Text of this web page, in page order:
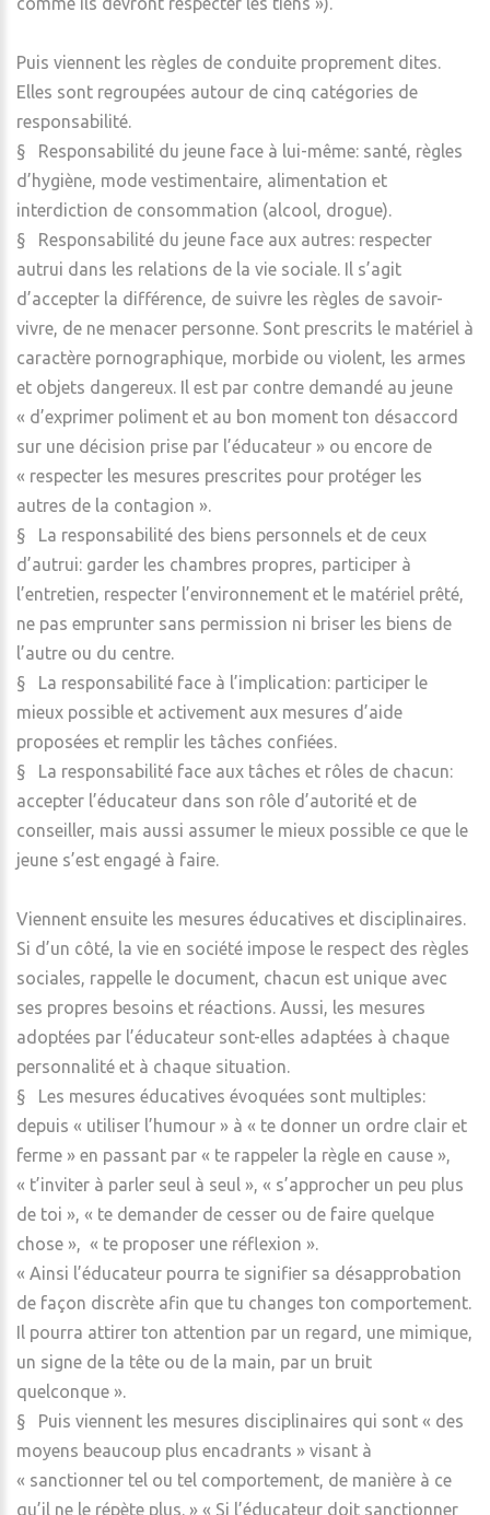
Puis viennent les règles de conduite proprement dites.
Elles sont regroupées autour de cinq catégories de
responsabilité.
§ Responsabilité du jeune face à lui-même: santé, règles
d’hygiène, mode vestimentaire, alimentation et
interdiction de consommation (alcool, drogue).
§ Responsabilité du jeune face aux autres: respecter
autrui dans les relations de la vie sociale. Il s’agit
d’accepter la différence, de suivre les règles de savoir-
vivre, de ne menacer personne. Sont prescrits le matériel à
caractère pornographique, morbide ou violent, les armes
et objets dangereux. Il est par contre demandé au jeune
« d’exprimer poliment et au bon moment ton désaccord
sur une décision prise par l’éducateur » ou encore de
« respecter les mesures prescrites pour protéger les
autres de la contagion ».
§ La responsabilité des biens personnels et de ceux
d’autrui: garder les chambres propres, participer à
l’entretien, respecter l’environnement et le matériel prêté,
ne pas emprunter sans permission ni briser les biens de
l’autre ou du centre.
§ La responsabilité face à l’implication: participer le
mieux possible et activement aux mesures d’aide
proposées et remplir les tâches confiées.
§ La responsabilité face aux tâches et rôles de chacun:
accepter l’éducateur dans son rôle d’autorité et de
conseiller, mais aussi assumer le mieux possible ce que le
jeune s’est engagé à faire.
Viennent ensuite les mesures éducatives et disciplinaires.
Si d’un côté, la vie en société impose le respect des règles
sociales, rappelle le document, chacun est unique avec
ses propres besoins et réactions. Aussi, les mesures
adoptées par l’éducateur sont-elles adaptées à chaque
personnalité et à chaque situation.
§ Les mesures éducatives évoquées sont multiples:
depuis « utiliser l’humour » à « te donner un ordre clair et
ferme » en passant par « te rappeler la règle en cause »,
« t’inviter à parler seul à seul », « s’approcher un peu plus
de toi », « te demander de cesser ou de faire quelque
chose », « te proposer une réflexion ».
« Ainsi l’éducateur pourra te signifier sa désapprobation
de façon discrète afin que tu changes ton comportement.
Il pourra attirer ton attention par un regard, une mimique,
un signe de la tête ou de la main, par un bruit
quelconque ».
§ Puis viennent les mesures disciplinaires qui sont « des
moyens beaucoup plus encadrants » visant à
« sanctionner tel ou tel comportement, de manière à ce
qu’il ne le répète plus. » « Si l’éducateur doit sanctionner